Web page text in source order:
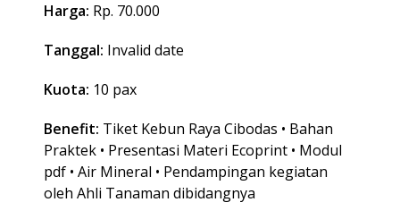
Harga: Rp. 70.000
Tanggal: Invalid date
Kuota: 10 pax
Benefit: Tiket Kebun Raya Cibodas • Bahan
Praktek • Presentasi Materi Ecoprint • Modul
pdf • Air Mineral • Pendampingan kegiatan
oleh Ahli Tanaman dibidangnya